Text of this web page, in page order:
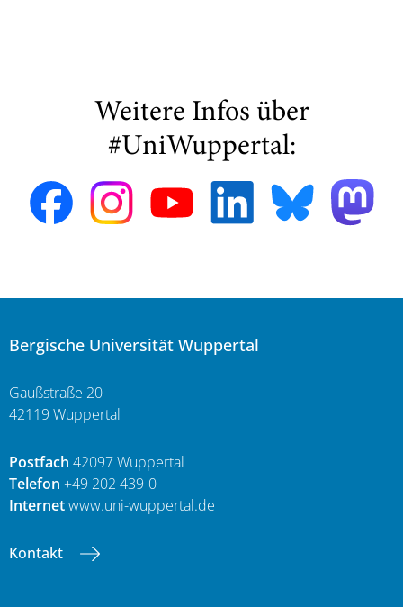
Weitere Infos über
#UniWuppertal:
Bergische Universität Wuppertal
Gaußstraße 20
42119 Wuppertal
Postfach 42097 Wuppertal
Telefon +49 202 439-0
Internetwww.uni-wuppertal.de
Kontakt